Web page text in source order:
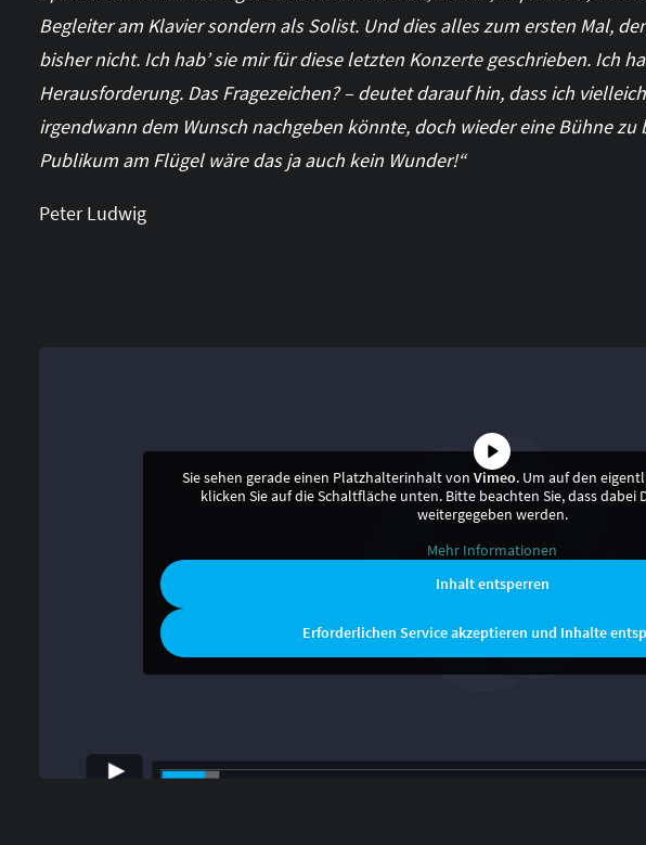
Begleiter am Klavier sondern als Solist. Und dies alles zum ersten Mal,
bisher nicht. Ich hab’ sie mir für diese letzten Konzerte geschrieben. Ich
Herausforderung. Das Fragezeichen? – deutet darauf hin, dass ich
irgendwann dem Wunsch nachgeben könnte, doch wieder eine Bühne
Publikum am Flügel wäre das ja auch kein Wunder!“
Peter Ludwig
Sie sehen gerade einen Platzhalterinhalt von Vimeo. Um auf den
klicken Sie auf die Schaltfläche unten. Bitte beachten Sie, dass
weitergegeben werden.
Mehr Informationen
Inhalt entsperren
Erforderlichen Service akzeptieren und Inhalte